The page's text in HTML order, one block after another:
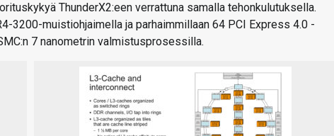
ThunderX2:een verrattuna samalla tehonkulutuksella.
3200-muistiohjaimella ja parhaimmillaan 64 PCI Express 4.0 -
7 nanometrin valmistusprosessilla.